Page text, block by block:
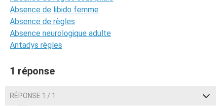
Absence de libido femme
Absence de règles
Absence neurologique adulte
Antadys règles
1 réponse
RÉPONSE 1 / 1